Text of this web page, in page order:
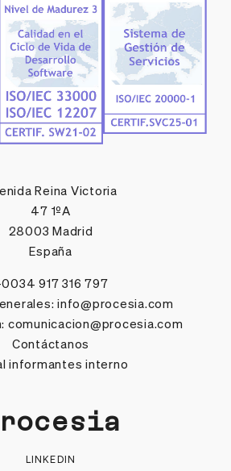
Reina Victoria
47 1ºA
28003 Madrid
España
917 316 797
info@procesia.com
comunicacion@procesia.com
Contáctanos
informantes interno
LINKEDIN